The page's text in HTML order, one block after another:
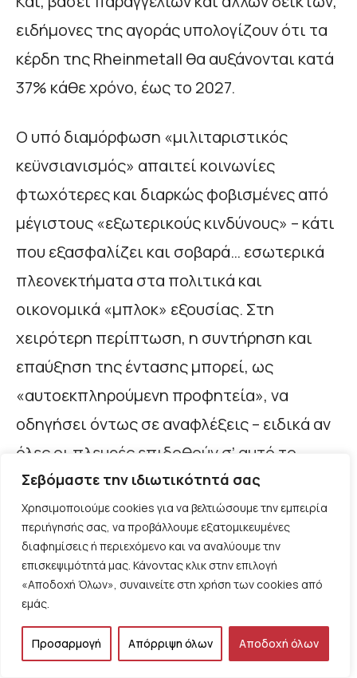
Σεβόμαστε την ιδιωτικότητά σας
Χρησιμοποιούμε cookies για να βελτιώσουμε την εμπειρία
περιήγησής σας, να προβάλλουμε εξατομικευμένες
διαφημίσεις ή περιεχόμενο και να αναλύουμε την
επισκεψιμότητά μας. Κάνοντας κλικ στην επιλογή
«Αποδοχή Όλων», συναινείτε στη χρήση των cookies από
εμάς.
Προσαρμογή Απόρριψη όλων Αποδοχή όλων
ειδήμονες της αγοράς υπολογίζουν ότι τα
κέρδη της Rheinmetall θα αυξάνονται κατά
37% κάθε χρόνο, έως το 2027.
Ο υπό διαμόρφωση «μιλιταριστικός
κεϋνσιανισμός» απαιτεί κοινωνίες
φτωχότερες και διαρκώς φοβισμένες από
μέγιστους «εξωτερικούς κινδύνους» – κάτι
που εξασφαλίζει και σοβαρά… εσωτερικά
πλεονεκτήματα στα πολιτικά και
οικονομικά «μπλοκ» εξουσίας. Στη
χειρότερη περίπτωση, η συντήρηση και
επαύξηση της έντασης μπορεί, ως
«αυτοεκπληρούμενη προφητεία», να
οδηγήσει όντως σε αναφλέξεις – ειδικά αν
όλες οι πλευρές επιδοθούν σ’ αυτό το
«παιχνίδι».
Μένει να δούμε αν έχουν να πουν κάτι – και
τι ακριβώς- οι λαοί της Ευρώπης. Αυτοί
που από το 2008-2009 κλήθηκαν να
ματώσουν οικονομικά υπέρ των τραπεζών